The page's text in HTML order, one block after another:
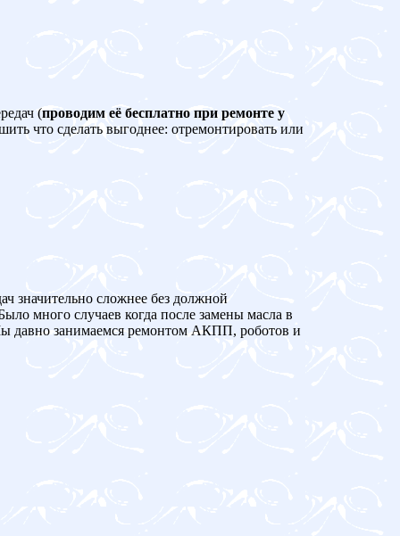
(проводим её бесплатно при ремонте у
что сделать выгоднее: отремонтировать или
значительно сложнее без должной
много случаев когда после замены масла в
занимаемся ремонтом АКПП, роботов и